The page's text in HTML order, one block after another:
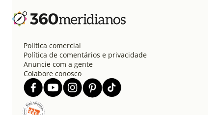
Política comercial
Política de comentários e privacidade
Anuncie com a gente
Colabore conosco